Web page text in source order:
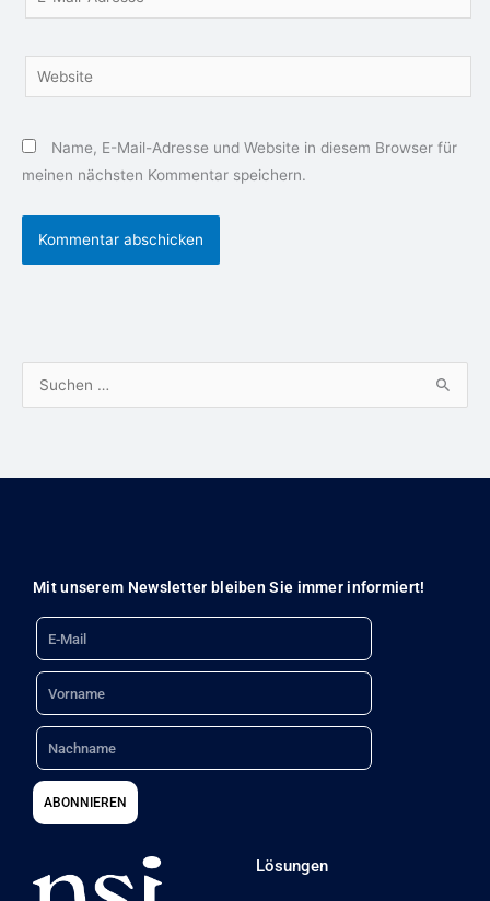
Mail-
Website
Name, E-Mail-Adresse und Website in diesem Browser für
meinen nächsten Kommentar speichern.
h
Mit unserem Newsletter bleiben Sie immer informiert!
Email
Name
Nachname
ABONNIEREN
Lösungen